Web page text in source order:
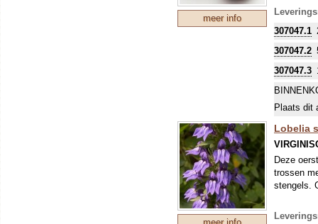
meer info
in de
zijn vanaf
resultaat
307047.1
307047.2
307047.3
Plaats dit
Lobelia
Deze
trossen
stengels.